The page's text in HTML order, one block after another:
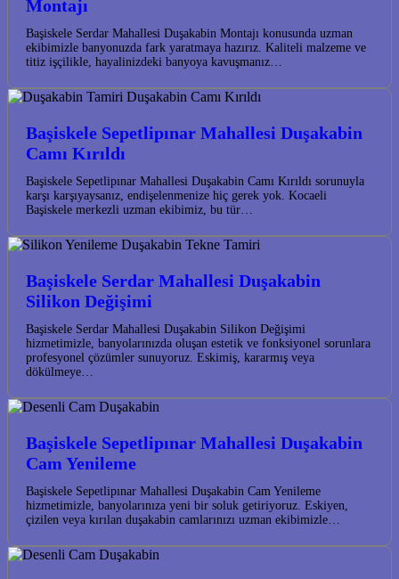
Montajı
Başiskele Serdar Mahallesi Duşakabin Montajı konusunda uzman
ekibimizle banyonuzda fark yaratmaya hazırız. Kaliteli malzeme ve
titiz işçilikle, hayalinizdeki banyoya kavuşmanız…
Başiskele Sepetlipınar Mahallesi Duşakabin
Camı Kırıldı
Başiskele Sepetlipınar Mahallesi Duşakabin Camı Kırıldı sorunuyla
karşı karşıyaysanız, endişelenmenize hiç gerek yok. Kocaeli
Başiskele merkezli uzman ekibimiz, bu tür…
Başiskele Serdar Mahallesi Duşakabin
Silikon Değişimi
Başiskele Serdar Mahallesi Duşakabin Silikon Değişimi
hizmetimizle, banyolarınızda oluşan estetik ve fonksiyonel sorunlara
profesyonel çözümler sunuyoruz. Eskimiş, kararmış veya
dökülmeye…
Başiskele Sepetlipınar Mahallesi Duşakabin
Cam Yenileme
Başiskele Sepetlipınar Mahallesi Duşakabin Cam Yenileme
hizmetimizle, banyolarınıza yeni bir soluk getiriyoruz. Eskiyen,
çizilen veya kırılan duşakabin camlarınızı uzman ekibimizle…